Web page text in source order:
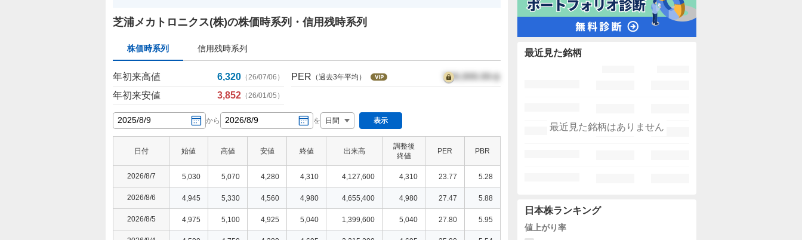
芝浦メカトロニクス(株)の株価時系列・信用残時系列
価
列
株価時系列 信用残時系列
年初来高値 6,320（ 26/07/06 ）
年初来安値 3,852 （ 26/01/05 ）
PER （過去3年平均） 999,999.99
2025/8/9 から 2026/8/9 を 表示
日付 始値 高値 安値 終値 出来高
調整後
終値
PER PBR
2026/8/7 5,030 5,070 4,280 4,310 4,127,600 4,310 23.77 5.28
2026/8/6 4,945 5,330 4,560 4,980 4,655,400 4,980 27.47 5.88
2026/8/5 4,975 5,100 4,925 5,040 1,399,600 5,040 27.80 5.95
最近見た銘柄
最近見た銘柄はありません
日本株ランキング
値上がり率